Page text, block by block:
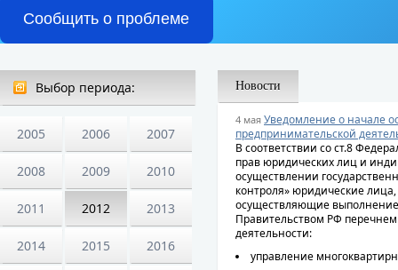
Сообщить о проблеме
Выбор периода:
2005 2006 2007
2008 2009 2010
2011 2012 2013
2014 2015 2016
Новости
4 мая Уведомление о начале
предпринимательской
В соответствии со ст.8
прав юридических лиц и
осуществлении
контроля» юридические
осуществляющие выполнение
Правительством РФ перечнем
деятельности:
управление